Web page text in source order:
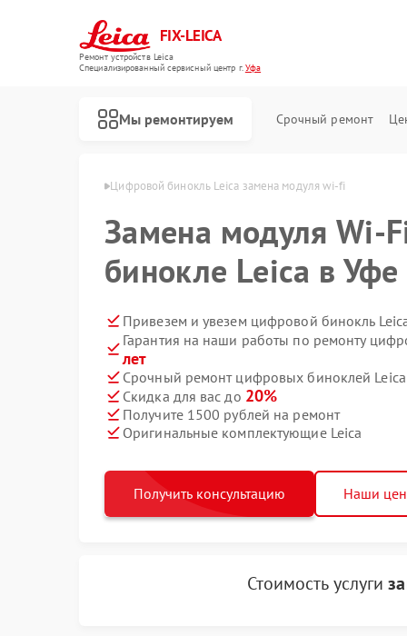
FIX-LEICA
Ремонт устройств Leica
Специализированный cервисный центр г.Уфа
Мы ремонтируем Срочный ремонт
Leica в Уфе Цифровой бинокль Leica замена модуля wi-fi
Замена модуля Wi-
бинокле Leica в Уфе
Привезем и увезем цифровой бинокль
Гарантия на наши работы по ремонту
лет
Срочный ремонт цифровых биноклей Leica
Скидка для вас до 20%
Получите 1500 рублей на ремонт
Оригинальные комплектующие Leica
Получить консультацию Наши
Стоимость услуги